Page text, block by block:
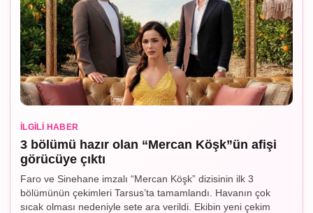
İLGILI HABER
3 bölümü hazır olan “Mercan Köşk”ün afişi
görücüye çıktı
Faro ve Sinehane imzalı “Mercan Köşk” dizisinin ilk 3
bölümünün çekimleri Tarsus’ta tamamlandı. Havanın çok
sıcak olması nedeniyle sete ara verildi. Ekibin yeni çekim